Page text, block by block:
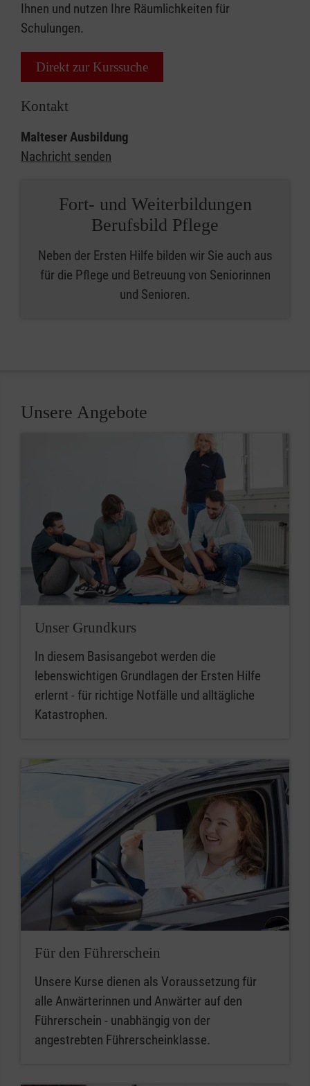
Ihnen und nutzen Ihre Räumlichkeiten für
Schulungen.
Direkt zur Kurssuche
Kontakt
Malteser Ausbildung
Nachricht senden
Fort- und Weiterbildungen
Berufsbild Pflege
Neben der Ersten Hilfe bilden wir Sie auch aus
für die Pflege und Betreuung von Seniorinnen
und Senioren.
Unsere Angebote
Unser Grundkurs
In diesem Basisangebot werden die
lebenswichtigen Grundlagen der Ersten Hilfe
erlernt - für richtige Notfälle und alltägliche
Katastrophen.
Für den Führerschein
Unsere Kurse dienen als Voraussetzung für
alle Anwärterinnen und Anwärter auf den
Führerschein - unabhängig von der
angestrebten Führerscheinklasse.